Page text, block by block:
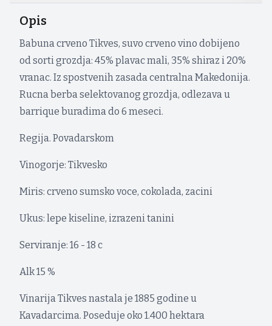
Opis
Babuna crveno Tikves, suvo crveno vino dobijeno
od sorti grozdja: 45% plavac mali, 35% shiraz i 20%
vranac. Iz spostvenih zasada centralna Makedonija.
Rucna berba selektovanog grozdja, odlezava u
barrique buradima do 6 meseci.
Regija. Povadarskom
Vinogorje: Tikvesko
Miris: crveno sumsko voce, cokolada, zacini
Ukus: lepe kiseline, izrazeni tanini
Serviranje: 16 - 18 c
Alk 15 %
Vinarija Tikves nastala je 1885 godine u
Kavadarcima. Poseduje oko 1.400 hektara